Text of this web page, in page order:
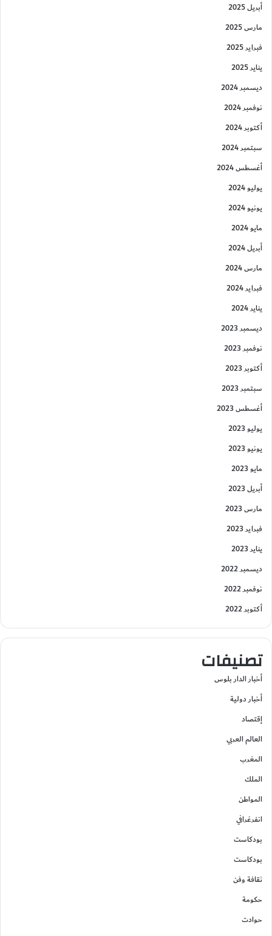
أبريل 2025
مارس 2025
فبراير 2025
يناير 2025
ديسمبر 2024
نوفمبر 2024
أكتوبر 2024
سبتمبر 2024
أغسطس 2024
يوليو 2024
يونيو 2024
مايو 2024
أبريل 2024
مارس 2024
فبراير 2024
يناير 2024
ديسمبر 2023
نوفمبر 2023
أكتوبر 2023
سبتمبر 2023
أغسطس 2023
يوليو 2023
يونيو 2023
مايو 2023
أبريل 2023
مارس 2023
فبراير 2023
يناير 2023
ديسمبر 2022
نوفمبر 2022
أكتوبر 2022
تصنيفات
أخبار الدار بلوس
أخبار دولية
إقتصاد
العالم العربي
المغرب
الملك
المواطن
انفرغرافي
بودكاست
بودكاست
ثقافة وفن
حكومة
حوادت